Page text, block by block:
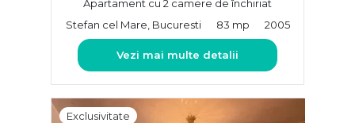
Apartament cu 2 camere de închiriat
Stefan cel Mare, Bucuresti
83 mp 2005
Vezi mai multe detalii
Exclusivitate